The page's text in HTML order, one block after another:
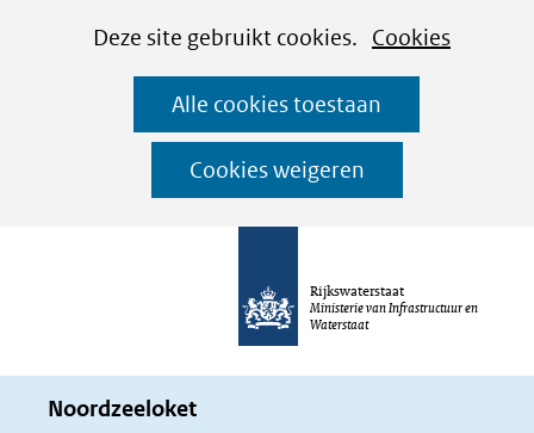
CookiesDeze site gebruikt cookies. Cookies
worden
toegestaan
Alle cookies toestaan
Cookies weigeren
Ga
naar
de
inhoud
Rijkswaterstaat
Ministerie van Infrastructuur en
Waterstaat
Noordzeeloket